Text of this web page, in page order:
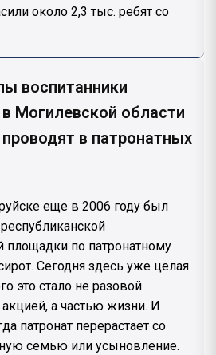
около 2,3 тыс. ребят со
воспитанники
Могилевской области
в патронатных
еще в 2006 году был
площадки по патронатному
Сегодня здесь уже целая
это стало не разовой
акцией, а частью жизни. И
патронат перерастает со
семью или усыновление.